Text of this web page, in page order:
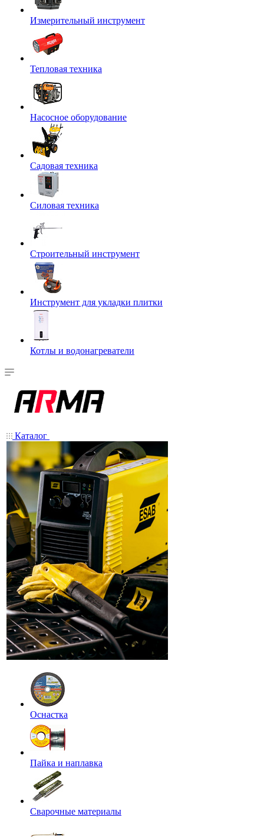
Измерительный инструмент
Тепловая техника
Насосное оборудование
Садовая техника
Силовая техника
Строительный инструмент
Инструмент для укладки плитки
Котлы и водонагреватели
Каталог
Оснастка
Пайка и наплавка
Сварочные материалы